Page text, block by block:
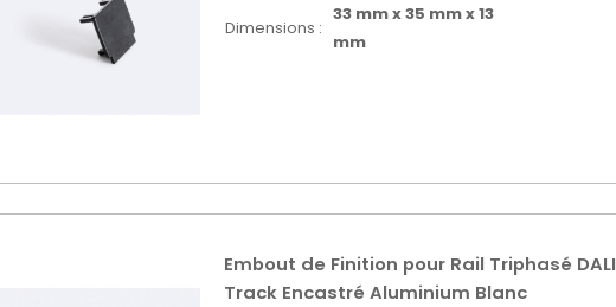
Dimensions :
33 mm x 35 mm x 13
mm
Embout de Finition pour Rail Triphasé DALI
Track Encastré Aluminium Blanc